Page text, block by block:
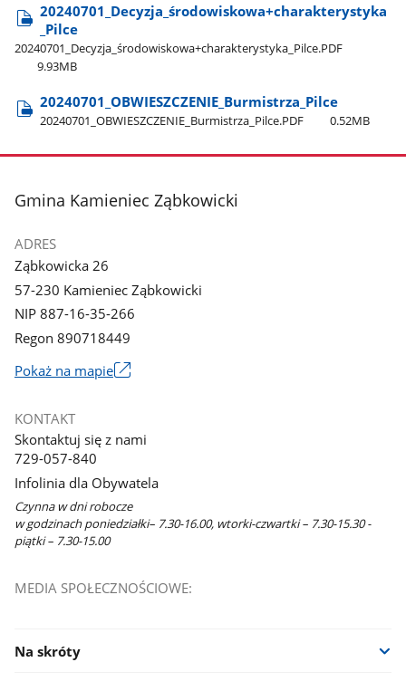
20240701​_Decyzja​_środowiskowa+charakterystyka​
_Pilce
20240701​_Decyzja​_środowiskowa+charakterystyka​_Pilce.PDF
9.93MB
20240701​_OBWIESZCZENIE​_Burmistrza​_Pilce
20240701​_OBWIESZCZENIE​_Burmistrza​_Pilce.PDF 0.52MB
stopka
Gmina Kamieniec Ząbkowicki
ADRES
Ząbkowicka 26
57-230 Kamieniec Ząbkowicki
NIP 887-16-35-266
Regon 890718449
Pokaż na mapieLink
nowym
KONTAKT
Skontaktuj się z nami
729-057-840
Infolinia dla Obywatela
Czynna w dni robocze
w godzinach poniedziałki– 7.30-16.00, wtorki-czwartki – 7.30-15.30 -
piątki – 7.30-15.00
MEDIA SPOŁECZNOŚCIOWE:
Na skróty